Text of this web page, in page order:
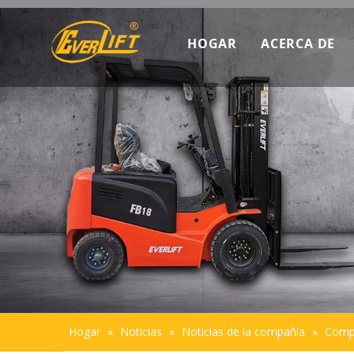
HOGAR ACERCA DE
Descubra
Datos de
Hogar » Noticias » Noticias de la compañía »